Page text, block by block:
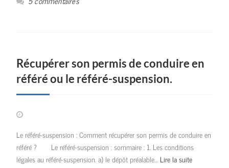
Récupérer son permis de conduire en
référé ou le référé-suspension.
Le référé-suspension : Comment récupérer son permis de conduire en
référé ? Le référé-suspension : sommaire : 1. Les conditions
légales au référé-suspension. a) le dépôt préalable… Lire la suite